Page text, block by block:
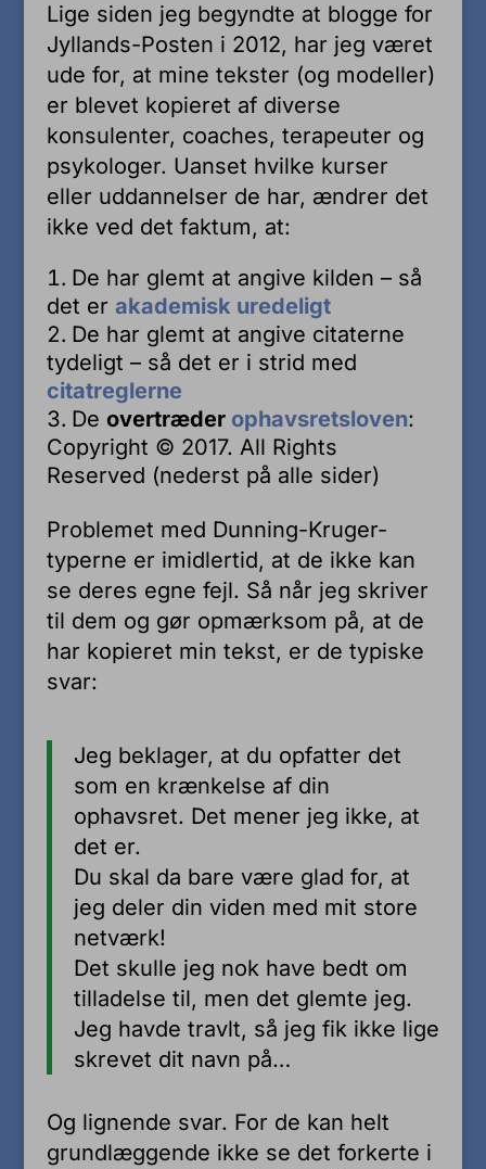
Lige siden jeg begyndte at blogge for
Jyllands-Posten i 2012, har jeg været
ude for, at mine tekster (og modeller)
er blevet kopieret af diverse
konsulenter, coaches, terapeuter og
psykologer. Uanset hvilke kurser
eller uddannelser de har, ændrer det
ikke ved det faktum, at:
De har glemt at angive kilden – så
det er akademisk uredeligt
De har glemt at angive citaterne
tydeligt – så det er i strid med
citatreglerne
De overtræder ophavsretsloven:
Copyright © 2017. All Rights
Reserved (nederst på alle sider)
Problemet med Dunning-Kruger-
typerne er imidlertid, at de ikke kan
se deres egne fejl. Så når jeg skriver
til dem og gør opmærksom på, at de
har kopieret min tekst, er de typiske
svar:
Jeg beklager, at du opfatter det
som en krænkelse af din
ophavsret. Det mener jeg ikke, at
det er.
Du skal da bare være glad for, at
jeg deler din viden med mit store
netværk!
Det skulle jeg nok have bedt om
tilladelse til, men det glemte jeg.
Jeg havde travlt, så jeg fik ikke lige
skrevet dit navn på…
Og lignende svar. For de kan helt
grundlæggende ikke se det forkerte i